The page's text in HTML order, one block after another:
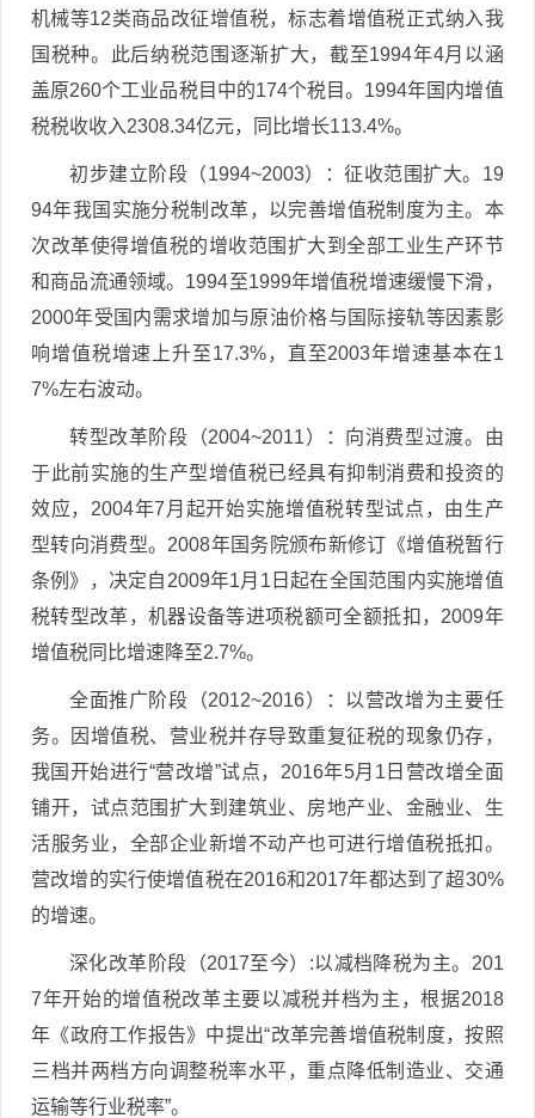
机械等12类商品改征增值税，标志着增值税正式纳入我
国税种。此后纳税范围逐渐扩大，截至1994年4月以涵
盖原260个工业品税目中的174个税目。1994年国内增值
税税收收入2308.34亿元，同比增长113.4%。
初步建立阶段（1994~2003）：征收范围扩大。19
94年我国实施分税制改革，以完善增值税制度为主。本
次改革使得增值税的增收范围扩大到全部工业生产环节
和商品流通领域。1994至1999年增值税增速缓慢下滑，
2000年受国内需求增加与原油价格与国际接轨等因素影
响增值税增速上升至17.3%，直至2003年增速基本在1
7%左右波动。
转型改革阶段（2004~2011）：向消费型过渡。由
于此前实施的生产型增值税已经具有抑制消费和投资的
效应，2004年7月起开始实施增值税转型试点，由生产
型转向消费型。2008年国务院颁布新修订《增值税暂行
条例》，决定自2009年1月1日起在全国范围内实施增值
税转型改革，机器设备等进项税额可全额抵扣，2009年
增值税同比增速降至2.7%。
全面推广阶段（2012~2016）：以营改增为主要任
务。因增值税、营业税并存导致重复征税的现象仍存，
我国开始进行“营改增”试点，2016年5月1日营改增全面
铺开，试点范围扩大到建筑业、房地产业、金融业、生
活服务业，全部企业新增不动产也可进行增值税抵扣。
营改增的实行使增值税在2016和2017年都达到了超30%
的增速。
深化改革阶段（2017至今）:以减档降税为主。201
7年开始的增值税改革主要以减税并档为主，根据2018
年《政府工作报告》中提出“改革完善增值税制度，按照
三档并两档方向调整税率水平，重点降低制造业、交通
运输等行业税率”。